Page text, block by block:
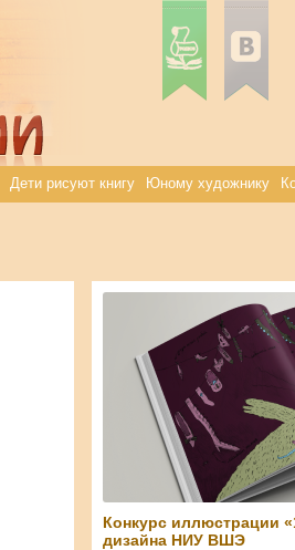
Дети рисуют книгу Юному художнику
Svetlana
Конкурс иллюстрации
дизайна НИУ ВШЭ